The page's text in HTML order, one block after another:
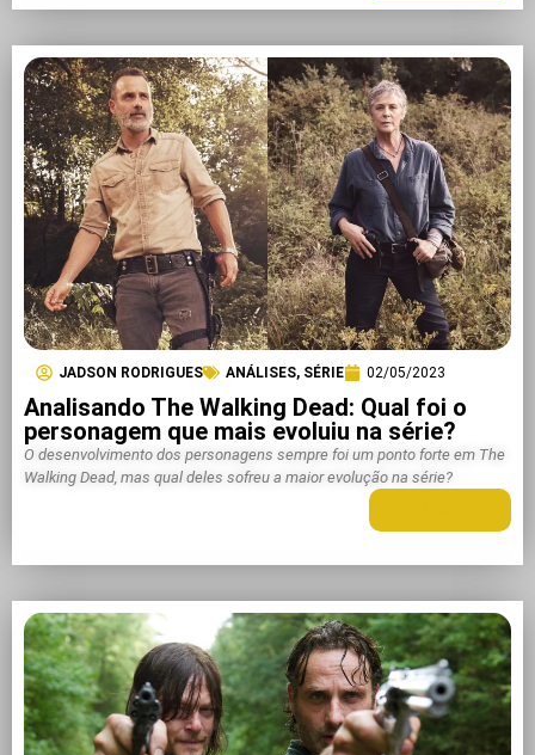
JADSON RODRIGUES ANÁLISES, SÉRIE 02/05/2023
Analisando The Walking Dead: Qual foi o
personagem que mais evoluiu na série?
O desenvolvimento dos personagens sempre foi um ponto forte em The
Walking Dead, mas qual deles sofreu a maior evolução na série?